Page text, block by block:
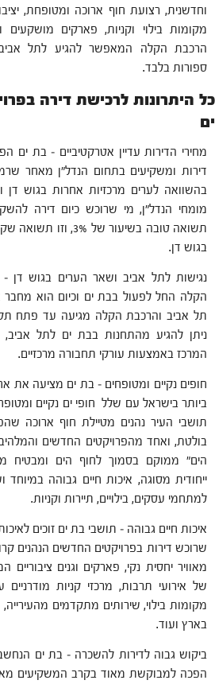
וחדשנית, רצועת חוף ארוכה ומטופחת,
מקומות בילוי וקניות, פארקים
הרכבת הקלה המאפשר להגיע לתל
ספורות בלבד.
כל היתרונות לרכישת דירה
ים
מחירי הדירות עדיין אטרקטיביים – בת ים
דירות ומשקיעים בתחום הנדל"ן מאחר
בהשוואה לערים מרכזיות אחרות בגוש דן
מומחי הנדל"ן, מי שרוכש כיום דירה
תשואה טובה בשיעור של
בגוש דן.
נגישות לתל אביב ושאר הערים בגוש דן
הקלה החל לפעול בבת ים וכיום הוא מחבר
תל אביב והרכבת הקלה מגיעה עד פתח
ניתן להגיע מהתחנות בבת ים לתל אביב,
המרכז באמצעות עורקי תחבורה מרכזיים.
חופים נקיים ומטופחים – בת ים מציעה את
ביותר בישראל עם שלל חופי ים נקיים
תושבי העיר נהנים מטיילת חוף ארוכה
בולטת, ואחד מהפרויקטים החדשים
הים" ממוקם בסמוך לחוף הים ומבטיח
ייחודית מסוגה, איכות חיים גבוהה במיוחד
למתחמי עסקים, בילויים, תיירות וקניות.
איכות חיים גבוהה – תושבי בת ים זוכים
שרוכש דירות בפרויקטים החדשים הנהנים
מאוויר יחסית נקי, פארקים וגנים ציבוריים
של אירועי תרבות, מרכזי קניות מודרניים
מקומות בילוי, שירותים מתקדמים
בארץ ועוד.
ביקוש גבוה לדירות להשכרה – בת ים
הפכה למבוקשת מאוד בקרב המשקיעים